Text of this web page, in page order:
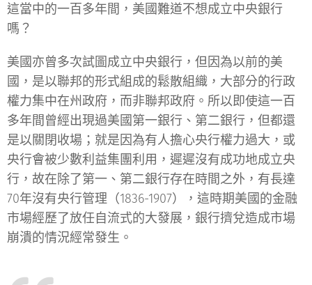
這當中的一百多年間，美國難道不想成立中央銀行
嗎？
美國亦曾多次試圖成立中央銀行，但因為以前的美
國，是以聯邦的形式組成的鬆散組織，大部分的行政
權力集中在州政府，而非聯邦政府。所以即使這一百
多年間曾經出現過美國第一銀行、第二銀行，但都還
是以關閉收場；就是因為有人擔心央行權力過大，或
央行會被少數利益集團利用，遲遲沒有成功地成立央
行，故在除了第一、第二銀行存在時間之外，有長達
70年沒有央行管理（1836-1907），這時期美國的金融
市場經歷了放任自流式的大發展，銀行擠兌造成市場
崩潰的情況經常發生。